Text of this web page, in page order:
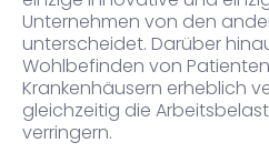
Unternehmen von den
unterscheidet. Darüber
Wohlbefinden von
Krankenhäusern erheblich
gleichzeitig die
verringern.